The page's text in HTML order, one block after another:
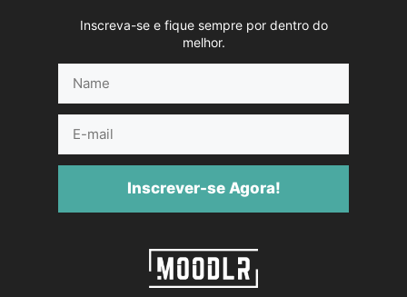
Inscreva-se e fique sempre por dentro do
melhor.
mail
Inscrever-se Agora!